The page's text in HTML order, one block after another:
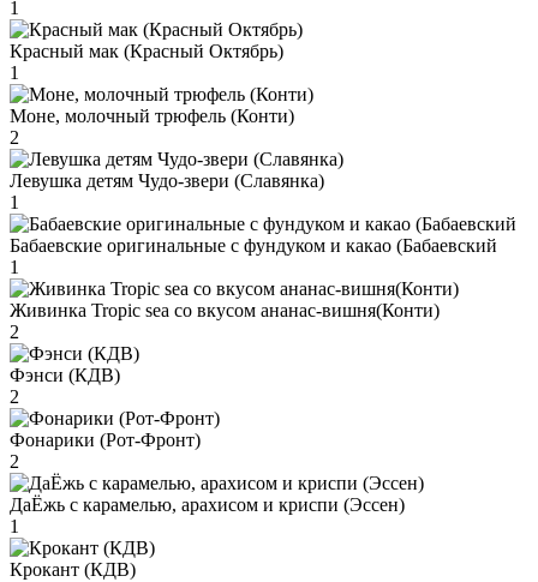
1
Красный мак (Красный Октябрь)
1
Моне, молочный трюфель (Конти)
2
Левушка детям Чудо-звери (Славянка)
1
Бабаевские оригинальные с фундуком и какао (Бабаевский
1
Живинка Tropic sea со вкусом ананас-вишня(Конти)
2
Фэнси (КДВ)
2
Фонарики (Рот-Фронт)
2
ДаЁжь с карамелью, арахисом и криспи (Эссен)
1
Крокант (КДВ)